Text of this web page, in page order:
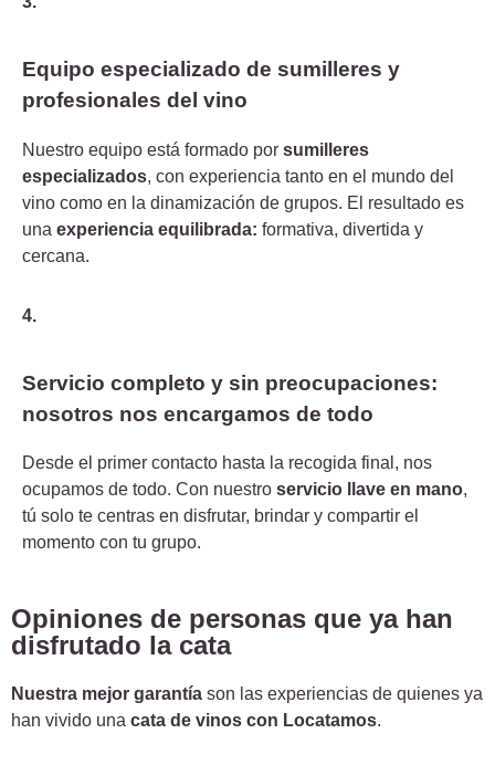
Equipo especializado de sumilleres y
profesionales del vino
Nuestro equipo está formado por sumilleres
especializados, con experiencia tanto en el mundo del
vino como en la dinamización de grupos. El resultado es
una experiencia equilibrada: formativa, divertida y
cercana.
4.
Servicio completo y sin preocupaciones:
nosotros nos encargamos de todo
Desde el primer contacto hasta la recogida final, nos
ocupamos de todo. Con nuestro servicio llave en mano,
tú solo te centras en disfrutar, brindar y compartir el
momento con tu grupo.
Opiniones de personas que ya han
disfrutado la cata
Nuestra mejor garantía son las experiencias de quienes ya
han vivido una cata de vinos con Locatamos.